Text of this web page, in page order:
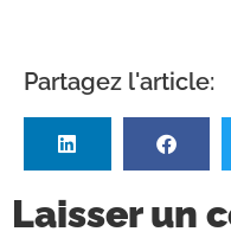
Partagez l'article:
Laisser un